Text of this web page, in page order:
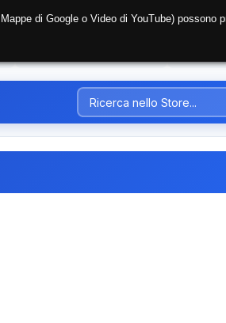
di Google o Video di YouTube) possono